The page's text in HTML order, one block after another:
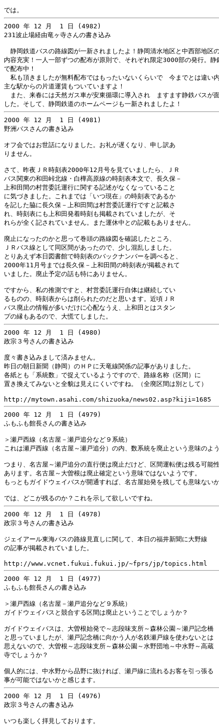
2000 年 12 月  1 日 (4982)
231波止場経由竜ヶ寺さんの書き込み
静岡鉄道バスの路線図が一新されましたよ！静岡清水地区と中西部地区
内容充実！一人一部ずつの配布が原則で、それぞれ限定3000部の発行。静
で配布中！
私も頂きましたが無料配布ではもったいないくらいで　今までとは違い
主な駅からの片道運賃もついていますよ！
また、来春には天然ガス車が安東循環に導入され　ますます静鉄バスが
2000 年 12 月  1 日 (4981)
野洲バスさんの書き込み
オフ会ではお世話になりました。お礼が遅くなり、申し訳あ
りません。
さて、昨夜ＪＲ時刻表2000年12月号を見ていましたら、ＪＲ
バス関東の和田峠北線・白樺高原線の時刻表本文で、長久保－
上和田間の村営委託運行に関する記述がなくなっていること
に気づきました。これまでは「いつ現在」の時刻表であるか
を記した脇に長久保－上和田間は村営委託運行ですと記載さ
れ、時刻表にも上和田発着時刻も掲載されていましたが、そ
れらが全く記されていません。また運休中との記載もありません。
廃止になったのかと思って巻頭の路線図を確認したところ、
ＪＲバス線として同区間があったので、少し混乱しました。
とりあえず本日図書館で時刻表のバックナンバーを調べると、
2000年11月号までは長久保－上和田間の時刻表が掲載されて
いました。廃止予定の話も特にありません。
ですから、私の推測ですと、村営委託運行自体は継続してい
るものの、時刻表からは削られたのだと思います。近頃ＪＲ
バス廃止の情報が多いだけに心配なうえ、上和田とはスタン
2000 年 12 月  1 日 (4980)
政宗３号さんの書き込み
度々書き込みまして済みません。
昨日の朝日新聞（静岡）のＨＰに天竜線関係の記事がありました。
各紙とも「系統数」で捉えているようですので、路線名称（区間）に
置き換えてみないと全貌は見えにくいですね。（全廃区間は別として）
2000 年 12 月  1 日 (4979)
ふもふも館長さんの書き込み
＞瀬戸西線（名古屋－瀬戸追分など９系統）
これは瀬戸西線（名古屋～瀬戸追分）の内、数系統を廃止という意味のよ
つまり、名古屋～瀬戸追分の直行便は廃止だけど、区間運転便は残る可能
あります。名古屋～大曽根は廃止確定という意味ではないようです。
もっともガイドウェイバスが開通すれば、名古屋始発を残しても意味ない
2000 年 12 月  1 日 (4978)
政宗３号さんの書き込み
ジェイアール東海バスの路線見直しに関して、本日の福井新聞に大野線
の記事が掲載されていました。
2000 年 12 月  1 日 (4977)
ふもふも館長さんの書き込み
＞瀬戸西線（名古屋－瀬戸追分など９系統）
ガイドウェイバスと競合する区間は廃止ということでしょうか？
ガイドウェイバスは、大曽根始発で～志段味支所～森林公園～瀬戸記念橋
と思っていましたが、瀬戸記念橋に向かう人が名鉄瀬戸線を使わないとは
思えないので、大曽根～志段味支所～森林公園～水野団地～中水野～高蔵
寺でしょうか？
個人的には、中水野から品野に抜ければ、瀬戸線に流れるお客を引っ張る
2000 年 12 月  1 日 (4976)
政宗３号さんの書き込み
いつも楽しく拝見しております。